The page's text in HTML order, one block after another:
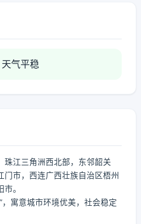
气平稳
珠江三角洲西北部，东邻韶关
市，西连广西壮族自治区梧州
。
寓意城市环境优美，社会稳定